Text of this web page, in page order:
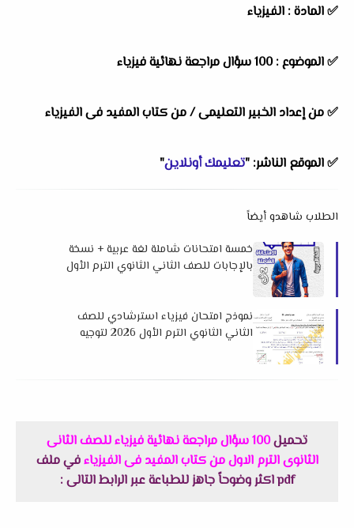
✅ المادة : الفيزياء
✅ الموضوع : 100 سؤال مراجعة نهائية فيزياء
✅ من إعداد الخبير التعليمى / من كتاب المفيد فى الفيزياء
✅ الموقع الناشر: "تعليمك أونلاين"
الطلاب شاهدو أيضاً
خمسة امتحانات شاملة لغة عربية + نسخة
بالإجابات للصف الثاني الثانوي الترم الأول
نموذج امتحان فيزياء استرشادي للصف
الثاني الثانوي الترم الأول 2026 لتوجيه
تحميل
100 سؤال مراجعة نهائية فيزياء للصف الثانى
الثانوى الترم الاول من كتاب المفيد فى الفيزياءفي ملف
pdf اكثر وضوحاً جاهز للطباعة عبر الرابط التالى :